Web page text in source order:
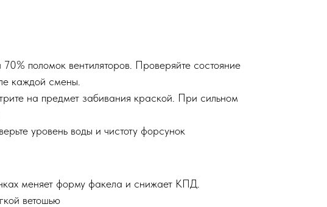
поломок вентиляторов. Проверяйте состояние
каждой смены.
на предмет забивания краской. При сильном
уровень воды и чистоту форсунок
меняет форму факела и снижает КПД.
ветошью